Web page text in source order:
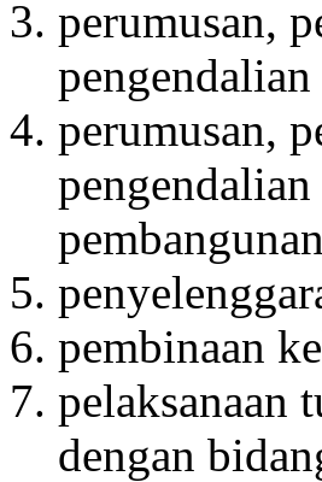
perumusan,
perumusan,
pembinaan
pelaksanaan
dengan